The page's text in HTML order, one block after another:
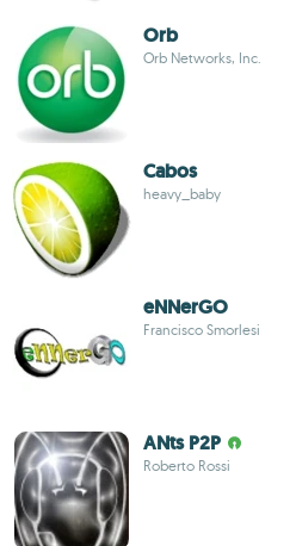
Orb
Orb Networks, Inc.
Cabos
heavy_baby
eNNerGO
Francisco Smorlesi
ANts P2P
Roberto Rossi